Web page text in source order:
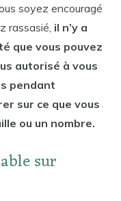
soyez encouragé
rassasié, il n’y a
que vous pouvez
autorisé à vous
pendant
sur ce que vous
ou un nombre.
sur